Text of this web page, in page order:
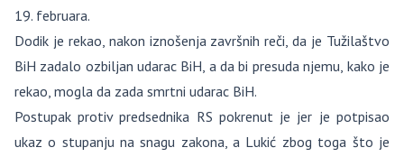
19. februara.
Dodik je rekao, nakon iznošenja završnih reči, da je Tužilaštvo
BiH zadalo ozbiljan udarac BiH, a da bi presuda njemu, kako je
rekao, mogla da zada smrtni udarac BiH.
Postupak protiv predsednika RS pokrenut je jer je potpisao
ukaz o stupanju na snagu zakona, a Lukić zbog toga što je